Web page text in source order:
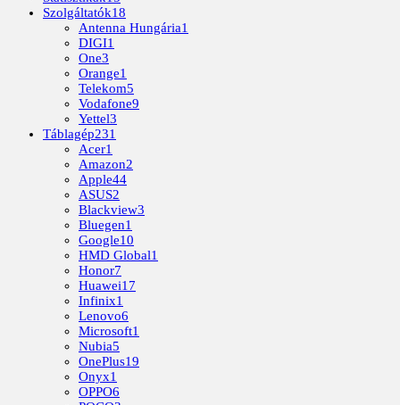
Szolgáltatók18
Antenna Hungária1
DIGI1
One3
Orange1
Telekom5
Vodafone9
Yettel3
Táblagép231
Acer1
Amazon2
Apple44
ASUS2
Blackview3
Bluegen1
Google10
HMD Global1
Honor7
Huawei17
Infinix1
Lenovo6
Microsoft1
Nubia5
OnePlus19
Onyx1
OPPO6